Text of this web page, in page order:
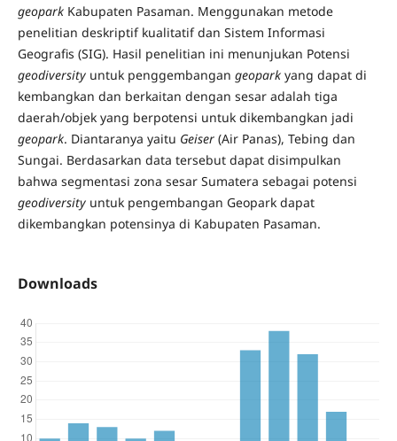
geopark Kabupaten Pasaman. Menggunakan metode
penelitian deskriptif kualitatif dan Sistem Informasi
Geografis (SIG). Hasil penelitian ini menunjukan Potensi
geodiversityuntuk penggembangan geoparkyang dapat di
kembangkan dan berkaitan dengan sesar adalah tiga
daerah/objek yang berpotensi untuk dikembangkan jadi
geopark. Diantaranya yaitu Geiser(Air Panas), Tebing dan
Sungai. Berdasarkan data tersebut dapat disimpulkan
bahwa segmentasi zona sesar Sumatera sebagai potensi
geodiversityuntuk pengembangan Geopark dapat
dikembangkan potensinya di Kabupaten Pasaman.
Downloads